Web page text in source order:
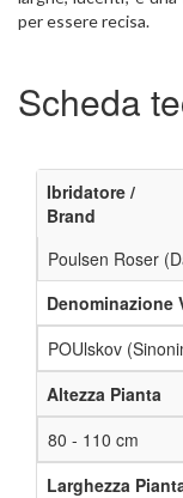
per essere recisa.
Scheda
Ibridatore /
Brand
Poulsen Roser
Denominazione
POUlskov
Altezza Pianta
80 - 110 cm
Larghezza